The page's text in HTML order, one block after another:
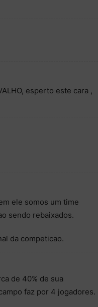
esperto este cara ,
ele somos um time
sendo rebaixados.
da competicao.
de 40% de sua
faz por 4 jogadores.